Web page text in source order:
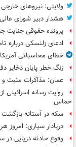
ولایتی: نیروهای
هشدار دبیر شورای
پرونده حقوقی جنایت
ادعای زلنسکی درباره
خطای محاسباتی
زنگ خطر پایان ذخایر
عمان: مذاکرات مثبت و
روایت رسانه
حماس
سکه در آستانه بازگشت به کانال ۱۸۸
دریادار سیاری: امروز
وقوع حادثه دریایی